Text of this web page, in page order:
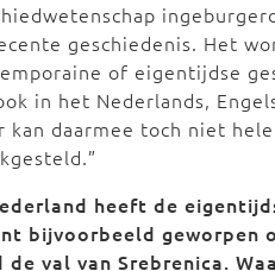
geschiedenis. Het
of eigentijdse
in het Nederlands,
kan daarmee toch niet
heeft de
bijvoorbeeld geworpen
de val van Srebrenica.